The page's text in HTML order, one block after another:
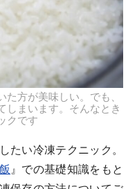
方が美味しい。でも、
しまいます。そんなとき
クです
たい冷凍テクニック。
』での基礎知識をもと